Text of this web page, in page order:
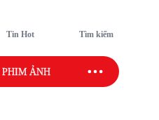
Tin Hot Tìm kiếm
PHIM ẢNH SAO SPORT